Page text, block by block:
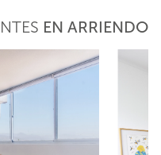
EN ARRIENDO